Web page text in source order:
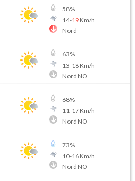
58%
14-19Km/h
Nord
63%
13-18Km/h
Nord NO
68%
11-17Km/h
Nord NO
73%
10-16Km/h
Nord NO